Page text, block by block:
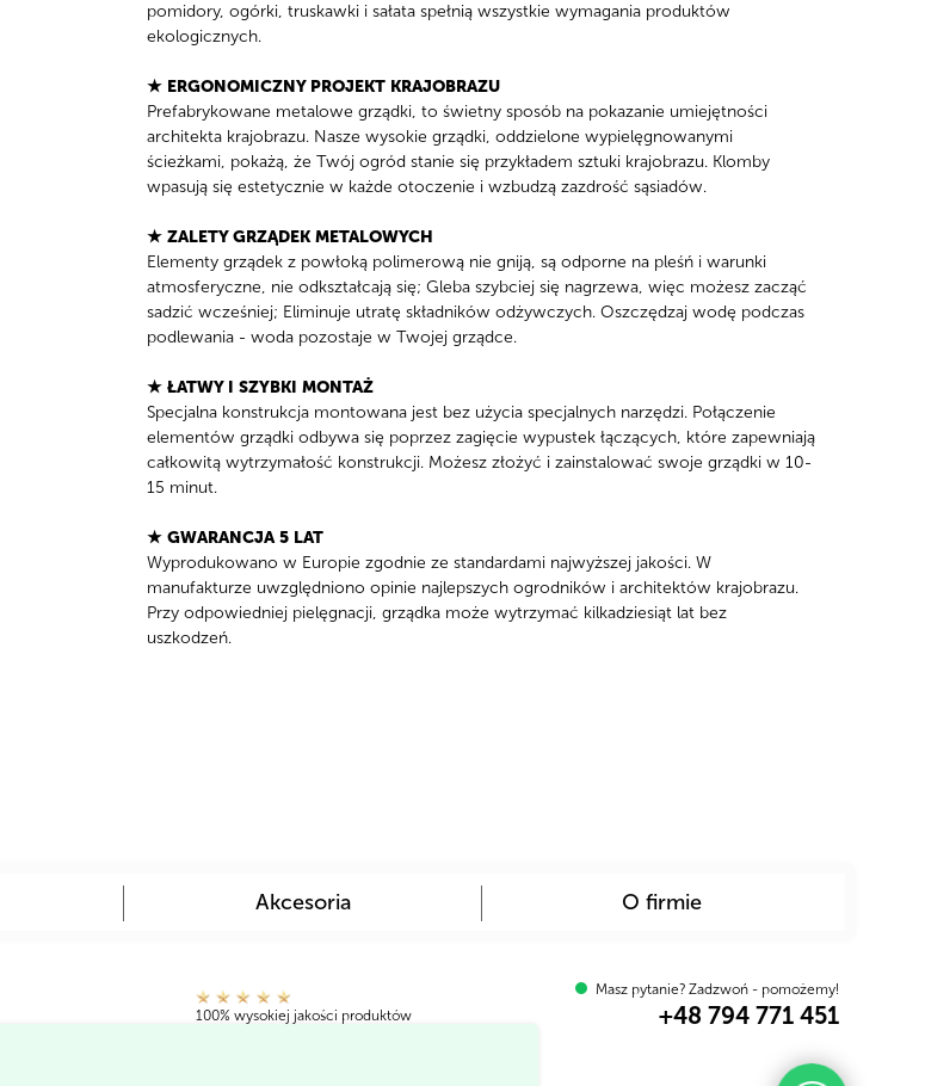
pomidory, ogórki, truskawki i sałata spełnią wszystkie wymagania produktów
ekologicznych.
★ ERGONOMICZNY PROJEKT KRAJOBRAZU
Prefabrykowane metalowe grządki, to świetny sposób na pokazanie umiejętności
architekta krajobrazu. Nasze wysokie grządki, oddzielone wypielęgnowanymi
ścieżkami, pokażą, że Twój ogród stanie się przykładem sztuki krajobrazu. Klomby
wpasują się estetycznie w każde otoczenie i wzbudzą zazdrość sąsiadów.
★ ZALETY GRZĄDEK METALOWYCH
Elementy grządek z powłoką polimerową nie gniją, są odporne na pleśń i warunki
atmosferyczne, nie odkształcają się; Gleba szybciej się nagrzewa, więc możesz zacząć
sadzić wcześniej; Eliminuje utratę składników odżywczych. Oszczędzaj wodę podczas
podlewania - woda pozostaje w Twojej grządce.
★ ŁATWY I SZYBKI MONTAŻ
Specjalna konstrukcja montowana jest bez użycia specjalnych narzędzi. Połączenie
elementów grządki odbywa się poprzez zagięcie wypustek łączących, które zapewniają
całkowitą wytrzymałość konstrukcji. Możesz złożyć i zainstalować swoje grządki w 10-
15 minut.
★ GWARANCJA 5 LAT
Wyprodukowano w Europie zgodnie ze standardami najwyższej jakości. W
manufakturze uwzględniono opinie najlepszych ogrodników i architektów krajobrazu.
Przy odpowiedniej pielęgnacji, grządka może wytrzymać kilkadziesiąt lat bez
uszkodzeń.
+48 794 771 451
Akcesoria O firmie
100% wysokiej jakości produktów
Masz pytanie? Zadzwoń - pomożemy!